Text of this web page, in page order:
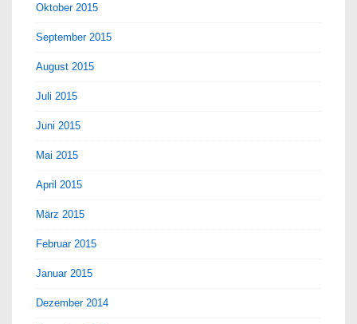
Oktober 2015
September 2015
August 2015
Juli 2015
Juni 2015
Mai 2015
April 2015
März 2015
Februar 2015
Januar 2015
Dezember 2014